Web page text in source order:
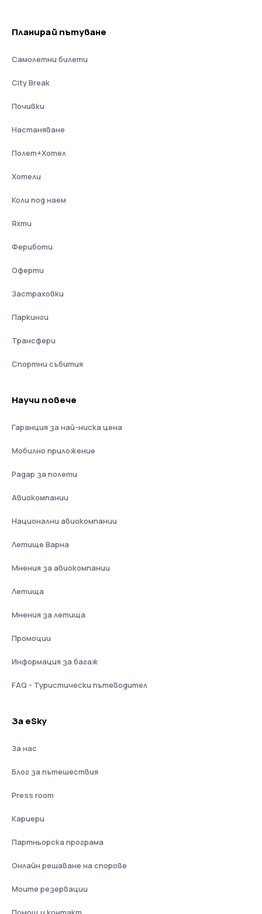
Планирай пътуване
Самолетни билети
City Break
Почивки
Настаняване
Полет+Хотел
Хотели
Коли под наем
Яхти
Фериботи
Оферти
Застраховки
Паркинги
Трансфери
Спортни събития
Научи повече
Гаранция за най-ниска цена
Мобилно приложение
Радар за полети
Авиокомпании
Национални авиокомпании
Летище Варна
Мнения за авиокомпании
Летища
Мнения за летища
Промоции
Информация за багаж
FAQ - Туристически пътеводител
За eSky
За нас
Блог за пътешествия
Press room
Кариери
Партньорска програма
Онлайн решаване на спорове
Моите резервации